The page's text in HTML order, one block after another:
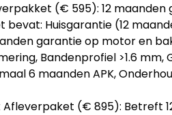
(€ 595): 12
bevat: Huisgarantie (12
garantie op motor en
Bandenprofiel >1.6
6 maanden APK,
(€ 895): Betreft